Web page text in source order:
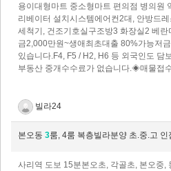
용이대형마트 중소형마트 편의점 병의원
리베이터 설치시스템에어컨2대, 안방드
세척기, 건조기호실구조방3 화장실2 베
금2,000만원~생애최초대출 80%가능저
있습니다.F4, F5 / H2, H6 등 외국인도 담
부동산 중개수수료가 없습니다.◈매물접
빌라24
본오동 3룸, 4룸 복층빌라분양 초.중.고
사리역 도보 15분본오초, 각골초, 본오중,